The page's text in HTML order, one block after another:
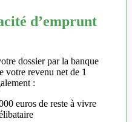
d’emprunt
dossier par la banque
votre revenu net de 1
:
euros de reste à vivre